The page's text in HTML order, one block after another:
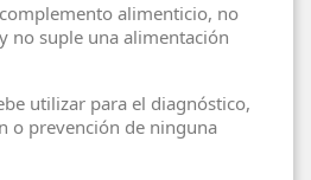
alimenticio, no
no suple una alimentación
utilizar para el diagnóstico,
o prevención de ninguna